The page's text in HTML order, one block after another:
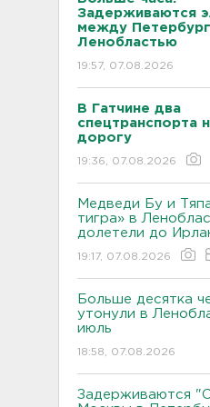
Задерживаются
между
Ленобластью
19:57, 07.08.2026
В Гатчине два
спецтранспорта
дорогу
19:36, 07.08.2026
Медведи Бу и
тигра» в
долетели до
19:17, 07.08.2026
Больше десятка
утонули в
июль
18:58, 07.08.2026
Задерживаются